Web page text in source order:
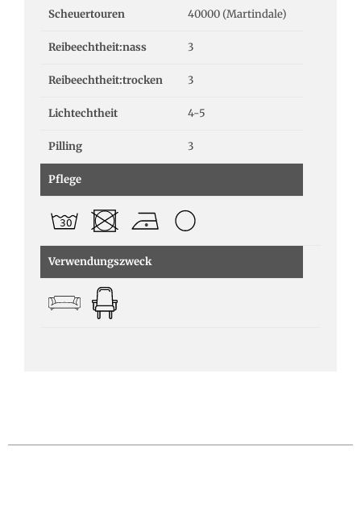
Scheuertouren 40000 (Martindale)
Reibeechtheit:nass 3
Reibeechtheit:trocken 3
Lichtechtheit 4-5
Pilling 3
Pflege
Verwendungszweck